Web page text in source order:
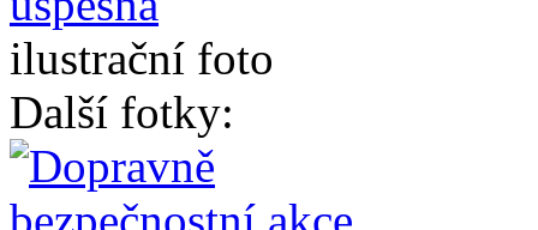
ilustrační foto
Další fotky: